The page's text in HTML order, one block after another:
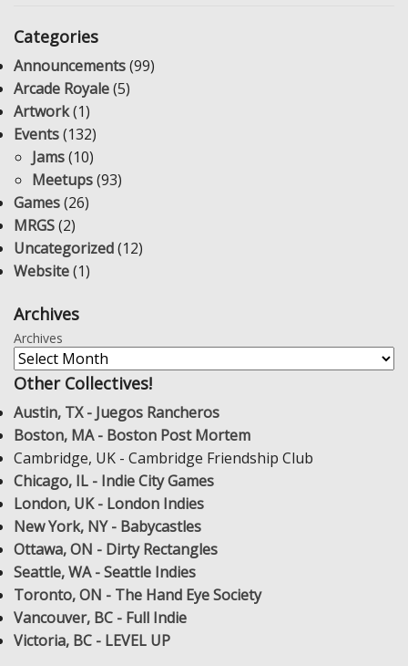
Categories
Announcements(99)
Arcade Royale(5)
Artwork(1)
Events(132)
Jams(10)
Meetups(93)
Games(26)
MRGS(2)
Uncategorized(12)
Website(1)
Archives
Archives
Other Collectives!
Austin, TX - Juegos Rancheros
Boston, MA - Boston Post Mortem
Cambridge, UK - Cambridge Friendship Club
Chicago, IL - Indie City Games
London, UK - London Indies
New York, NY - Babycastles
Ottawa, ON - Dirty Rectangles
Seattle, WA - Seattle Indies
Toronto, ON - The Hand Eye Society
Vancouver, BC - Full Indie
Victoria, BC - LEVEL UP